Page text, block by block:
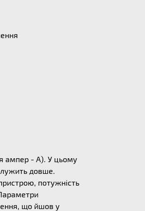
ампер - А). У цьому
довше.
потужність
що йшов у